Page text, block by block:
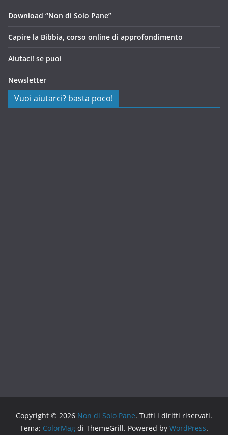
Download “Non di Solo Pane”
Capire la Bibbia, corso online di approfondimento
Aiutaci! se puoi
Newsletter
Vuoi aiutarci? basta poco!
Copyright © 2026 Non di Solo Pane. Tutti i diritti riservati.
Tema: ColorMag di ThemeGrill. Powered by WordPress.